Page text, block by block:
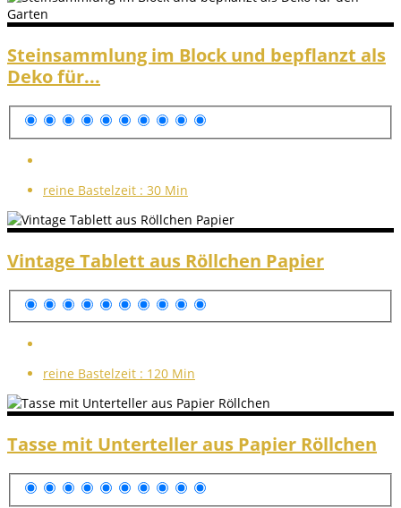
Steinsammlung im Block und bepflanzt als
Deko für...
reine Bastelzeit : 30 Min
Vintage Tablett aus Röllchen Papier
reine Bastelzeit : 120 Min
Tasse mit Unterteller aus Papier Röllchen